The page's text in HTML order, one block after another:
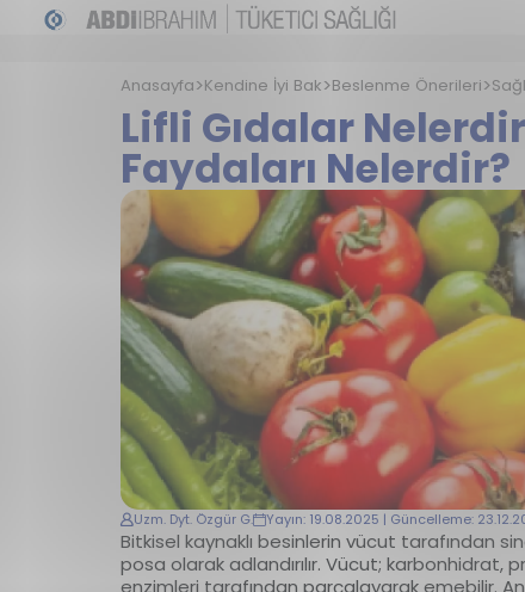
Anasayfa Kendine İyi Bak Beslenme Önerileri
Lifli Gıdalar
Faydaları Nelerdir?
Uzm. Dyt. Özgür G. Yayın: 19.08.2025 | Güncelleme:
Bitkisel kaynaklı besinlerin vücut tarafından
posa olarak adlandırılır. Vücut;